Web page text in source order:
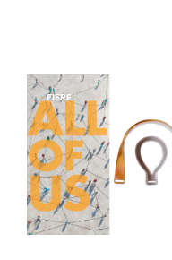
FIERE